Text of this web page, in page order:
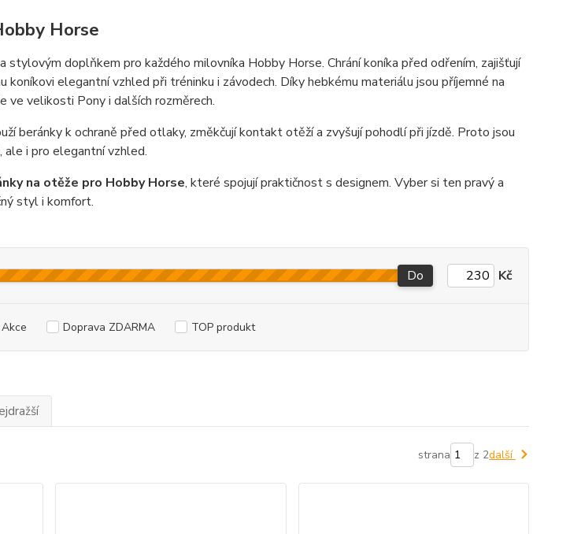
Horse
stylovým doplňkem pro každého milovníka Hobby Horse. Chrání koníka před odřením, zajišťují
koníkovi elegantní vzhled při tréninku i závodech. Díky hebkému materiálu jsou příjemné na
ve velikosti Pony i dalších rozměrech.
beránky k ochraně před otlaky, změkčují kontakt otěží a zvyšují pohodlí při jízdě. Proto jsou
ale i pro elegantní vzhled.
na otěže pro Hobby Horse, které spojují praktičnost s designem. Vyber si ten pravý a
styl i komfort.
Do Kč
Akce Doprava ZDARMA TOP produkt
strana z 2další